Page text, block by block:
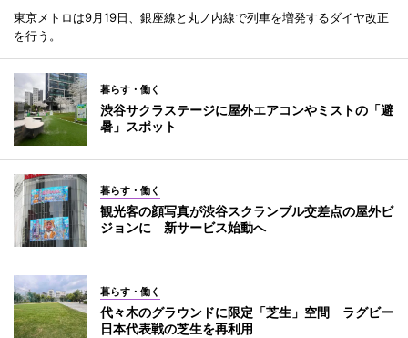
東京メトロは9月19日、銀座線と丸ノ内線で列車を増発するダイヤ改正
を行う。
暮らす・働く
渋谷サクラステージに屋外エアコンやミストの「避
暑」スポット
暮らす・働く
観光客の顔写真が渋谷スクランブル交差点の屋外ビ
ジョンに 新サービス始動へ
暮らす・働く
代々木のグラウンドに限定「芝生」空間 ラグビー
日本代表戦の芝生を再利用